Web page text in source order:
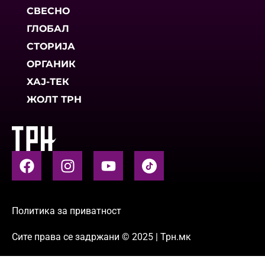
СВЕСНО
ГЛОБАЛ
СТОРИЈА
ОРГАНИК
ХАЈ-ТЕК
ЖОЛТ ТРН
Политика за приватност
Сите права се задржани © 2025 | Трн.мк